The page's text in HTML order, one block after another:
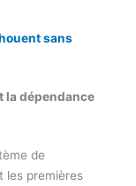
sans
la dépendance
de
les premières